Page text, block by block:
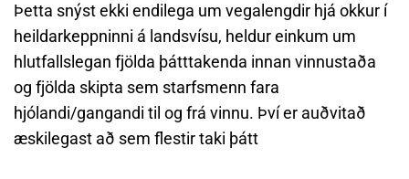
Þetta snýst ekki endilega um vegalengdir hjá okkur í
heildarkeppninni á landsvísu, heldur einkum um
hlutfallslegan fjölda þátttakenda innan vinnustaða
og fjölda skipta sem starfsmenn fara
hjólandi/gangandi til og frá vinnu. Því er auðvitað
æskilegast að sem flestir taki þátt